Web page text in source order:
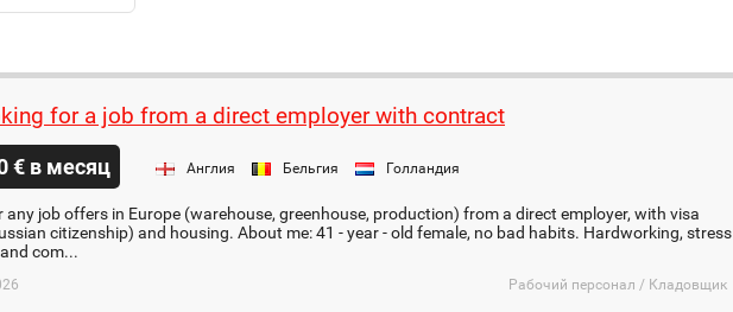
for a job from a direct employer with contract
€ в месяц Англия Бельгия Голландия
any job offers in Europe (warehouse, greenhouse, production) from a direct employer, with visa
citizenship) and housing. About me: 41 - year - old female, no bad habits. Hardworking, stress
com...
Рабочий персонал / Кладовщик